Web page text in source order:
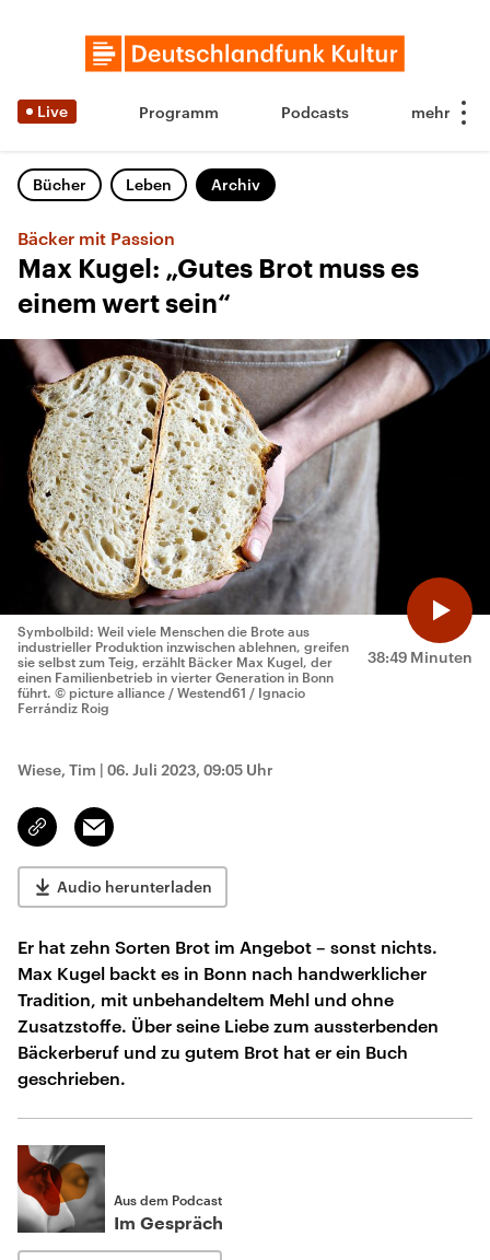
Live Programm Podcasts
Bücher Leben Archiv
Bäcker mit Passion
Max Kugel: „Gutes Brot muss es
einem wert sein“
38:49 Minuten
Symbolbild: Weil viele Menschen die Brote aus
industrieller Produktion inzwischen ablehnen, greifen
sie selbst zum Teig, erzählt Bäcker Max Kugel, der
einen Familienbetrieb in vierter Generation in Bonn
führt. © picture alliance / Westend61 / Ignacio
Ferrándiz Roig
Wiese, Tim | 06. Juli 2023, 09:05 Uhr
Link
kopieren/teilen
Email
Audio herunterladen
Er hat zehn Sorten Brot im Angebot – sonst nichts.
Max Kugel backt es in Bonn nach handwerklicher
Tradition, mit unbehandeltem Mehl und ohne
Zusatzstoffe. Über seine Liebe zum aussterbenden
Bäckerberuf und zu gutem Brot hat er ein Buch
geschrieben.
Aus dem Podcast
Im Gespräch